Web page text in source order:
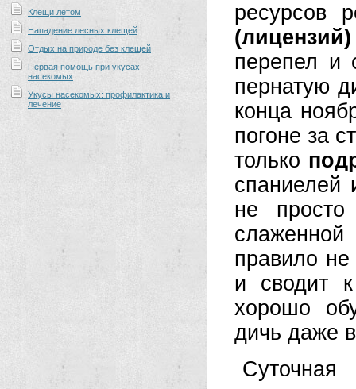
Клещи летом
Нападение лесных клещей
Отдых на природе без клещей
Первая помощь при укусах
насекомых
Укусы насекомых: профилактика и
лечение
ресурсов
(лицензий)
перепел и
пернатую
конца
погоне за
только
спаниелей
не
правило
и сводит
хорошо
дичь даже